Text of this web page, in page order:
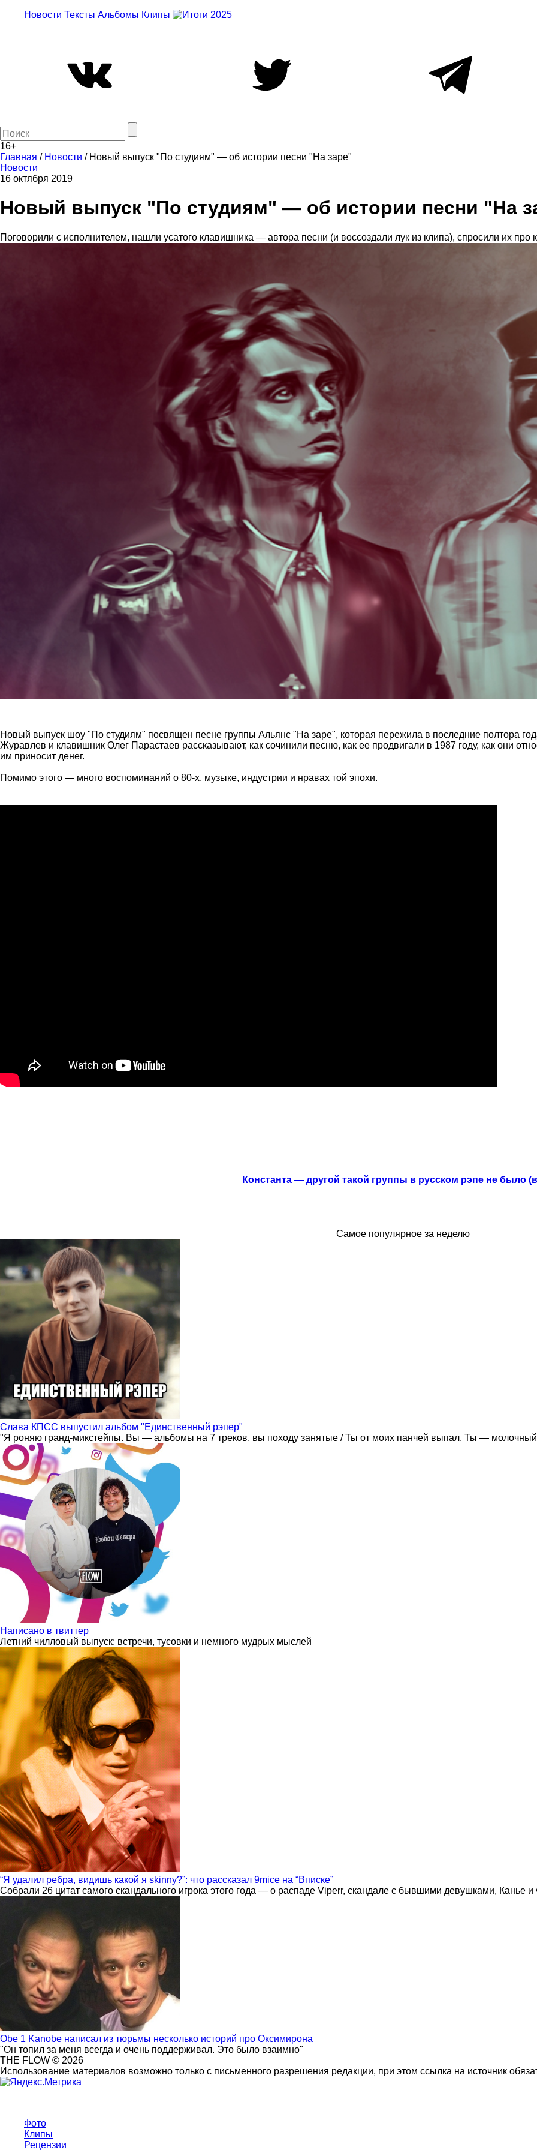
Новости Тексты Альбомы Клипы
16+
Главная / Новости / Новый выпуск "По студиям" — об истории песни "На заре"
Новости
16 октября 2019
Новый выпуск "По студиям" — об истории песни "На
Поговорили с исполнителем, нашли усатого клавишника — автора песни (и воссоздали лук из клипа), спросили их
Новый выпуск шоу "По студиям" посвящен песне группы Альянс "На заре", которая пережила в последние полтора
Журавлев и клавишник Олег Парастаев рассказывают, как сочинили песню, как ее продвигали в 1987 году, как они
им приносит денег.
Помимо этого — много воспоминаний о 80-х, музыке, индустрии и нравах той эпохи.
Константа — другой такой группы в русском рэпе не было
Самое популярное за неделю
Слава КПСС выпустил альбом "Единственный рэпер"
"Я роняю гранд-микстейпы. Вы — альбомы на 7 треков, вы походу занятые / Ты от моих панчей выпал. Ты —
Написано в твиттер
Летний чилловый выпуск: встречи, тусовки и немного мудрых мыслей
“Я удалил ребра, видишь какой я skinny?”: что рассказал 9mice на “Вписке”
Собрали 26 цитат самого скандального игрока этого года — о распаде Viperr, скандале с бывшими девушками, Канье
Obe 1 Kanobe написал из тюрьмы несколько историй про Оксимирона
"Он топил за меня всегда и очень поддерживал. Это было взаимно"
THE FLOW © 2026
Использование материалов возможно только с письменного разрешения редакции, при этом ссылка на источник
Фото
Клипы
Рецензии